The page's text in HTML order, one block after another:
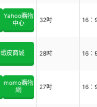
Yahoo購物
中心
32吋 16：
蝦皮商城 28吋 16：
momo購物
網
27吋 16：